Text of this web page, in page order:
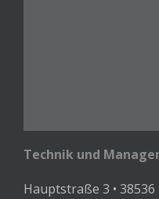
Technik und
Hauptstraße 3 •